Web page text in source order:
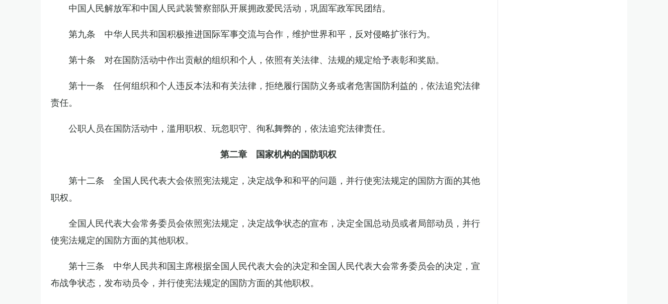
中国人民解放军和中国人民武装警察部队开展拥政爱民活动，巩固军政军民团结。
第九条 中华人民共和国积极推进国际军事交流与合作，维护世界和平，反对侵略扩张行为。
第十条 对在国防活动中作出贡献的组织和个人，依照有关法律、法规的规定给予表彰和奖励。
第十一条 任何组织和个人违反本法和有关法律，拒绝履行国防义务或者危害国防利益的，依法追究法律
责任。
公职人员在国防活动中，滥用职权、玩忽职守、徇私舞弊的，依法追究法律责任。
第二章 国家机构的国防职权
第十二条 全国人民代表大会依照宪法规定，决定战争和和平的问题，并行使宪法规定的国防方面的其他
职权。
全国人民代表大会常务委员会依照宪法规定，决定战争状态的宣布，决定全国总动员或者局部动员，并行
使宪法规定的国防方面的其他职权。
第十三条 中华人民共和国主席根据全国人民代表大会的决定和全国人民代表大会常务委员会的决定，宣
布战争状态，发布动员令，并行使宪法规定的国防方面的其他职权。